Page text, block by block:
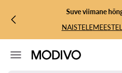
LIIGU PÕHISISU JUURDE
MINE OTSINGUSSESuve viimane
NAISTELE